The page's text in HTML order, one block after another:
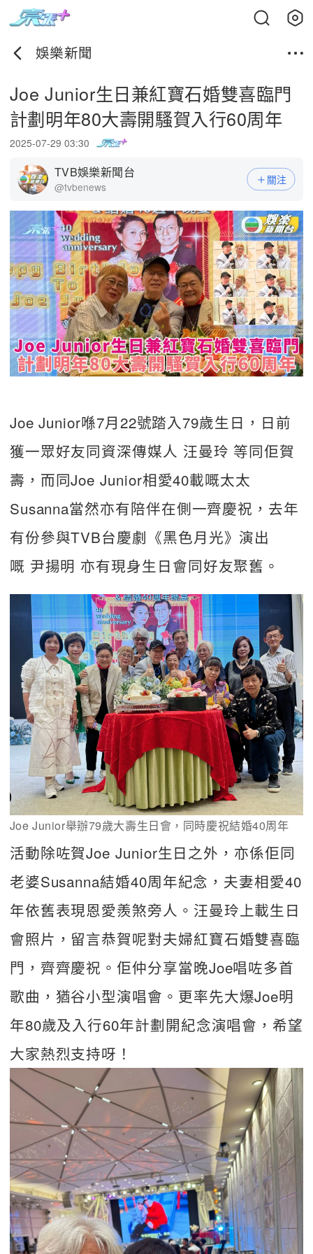
娛樂新聞
Joe Junior生日兼紅寶石婚雙喜臨門
計劃明年80大壽開騷賀入行60周年
2025-07-29 03:30
TVB娛樂新聞台
@tvbenews
關注
Joe Junior喺7月22號踏入79歲生日，日前
獲一眾好友同資深傳媒人 汪曼玲 等同佢賀
壽，而同Joe Junior相愛40載嘅太太
Susanna當然亦有陪伴在側一齊慶祝，去年
有份參與TVB台慶劇《黑色月光》演出
嘅 尹揚明 亦有現身生日會同好友聚舊。
Joe Junior舉辦79歲大壽生日會，同時慶祝結婚40周年
活動除咗賀Joe Junior生日之外，亦係佢同
老婆Susanna結婚40周年紀念，夫妻相愛40
年依舊表現恩愛羨煞旁人。汪曼玲上載生日
會照片，留言恭賀呢對夫婦紅寶石婚雙喜臨
門，齊齊慶祝。佢仲分享當晚Joe唱咗多首
歌曲，猶谷小型演唱會。更率先大爆Joe明
年80歲及入行60年計劃開紀念演唱會，希望
大家熱烈支持呀！